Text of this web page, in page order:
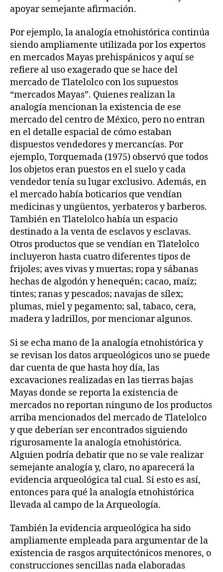
apoyar semejante afirmación.
Por ejemplo, la analogía etnohistórica continúa
siendo ampliamente utilizada por los expertos
en mercados Mayas prehispánicos y aquí se
refiere al uso exagerado que se hace del
mercado de Tlatelolco con los supuestos
“mercados Mayas”. Quienes realizan la
analogía mencionan la existencia de ese
mercado del centro de México, pero no entran
en el detalle espacial de cómo estaban
dispuestos vendedores y mercancías. Por
ejemplo, Torquemada (1975) observó que todos
los objetos eran puestos en el suelo y cada
vendedor tenía su lugar exclusivo. Además, en
el mercado había boticarios que vendían
medicinas y ungüentos, yerbateros y barberos.
También en Tlatelolco había un espacio
destinado a la venta de esclavos y esclavas.
Otros productos que se vendían en Tlatelolco
incluyeron hasta cuatro diferentes tipos de
frijoles; aves vivas y muertas; ropa y sábanas
hechas de algodón y henequén; cacao, maíz;
tintes; ranas y pescados; navajas de sílex;
plumas, miel y pegamento; sal, tabaco, cera,
madera y ladrillos, por mencionar algunos.
Si se echa mano de la analogía etnohistórica y
se revisan los datos arqueológicos uno se puede
dar cuenta de que hasta hoy día, las
excavaciones realizadas en las tierras bajas
Mayas donde se reporta la existencia de
mercados no reportan ninguno de los productos
arriba mencionados del mercado de Tlatelolco
y que deberían ser encontrados siguiendo
rigurosamente la analogía etnohistórica.
Alguien podría debatir que no se vale realizar
semejante analogía y, claro, no aparecerá la
evidencia arqueológica tal cual. Si esto es así,
entonces para qué la analogía etnohistórica
llevada al campo de la Arqueología.
También la evidencia arqueológica ha sido
ampliamente empleada para argumentar de la
existencia de rasgos arquitectónicos menores, o
construcciones sencillas nada elaboradas